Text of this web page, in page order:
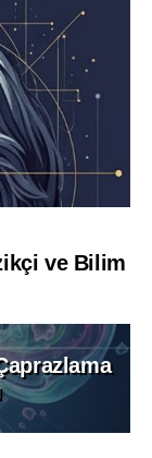
ve Bilim